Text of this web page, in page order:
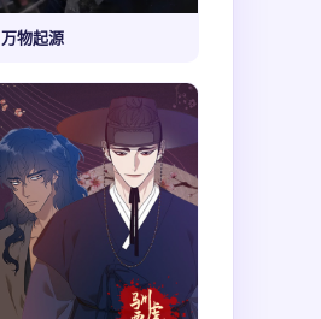
万物起源